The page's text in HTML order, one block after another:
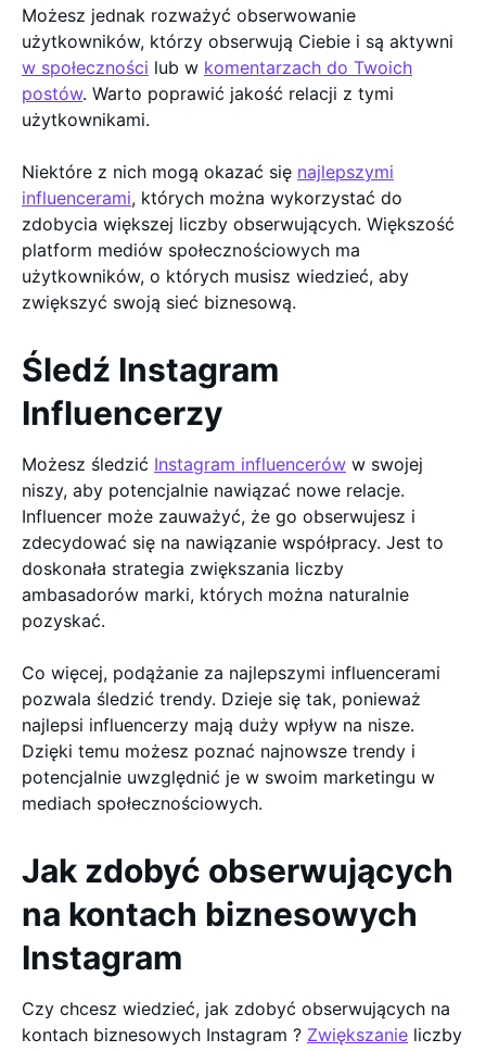
Możesz jednak rozważyć obserwowanie
użytkowników, którzy obserwują Ciebie i są aktywni
w społeczności lub w komentarzach do Twoich
postów. Warto poprawić jakość relacji z tymi
użytkownikami.
Niektóre z nich mogą okazać się najlepszymi
influencerami, których można wykorzystać do
zdobycia większej liczby obserwujących. Większość
platform mediów społecznościowych ma
użytkowników, o których musisz wiedzieć, aby
zwiększyć swoją sieć biznesową.
Śledź Instagram
Influencerzy
Możesz śledzić Instagram influencerów w swojej
niszy, aby potencjalnie nawiązać nowe relacje.
Influencer może zauważyć, że go obserwujesz i
zdecydować się na nawiązanie współpracy. Jest to
doskonała strategia zwiększania liczby
ambasadorów marki, których można naturalnie
pozyskać.
Co więcej, podążanie za najlepszymi influencerami
pozwala śledzić trendy. Dzieje się tak, ponieważ
najlepsi influencerzy mają duży wpływ na nisze.
Dzięki temu możesz poznać najnowsze trendy i
potencjalnie uwzględnić je w swoim marketingu w
mediach społecznościowych.
Jak zdobyć obserwujących
na kontach biznesowych
Instagram
Czy chcesz wiedzieć, jak zdobyć obserwujących na
kontach biznesowych Instagram ? Zwiększanie liczby